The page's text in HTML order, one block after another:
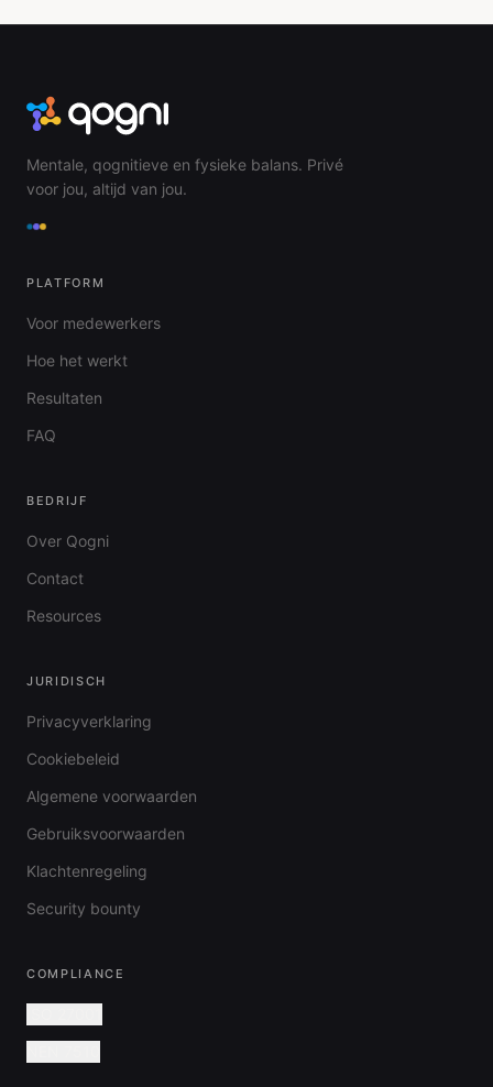
Mentale, qognitieve en fysieke balans. Privé
voor jou, altijd van jou.
PLATFORM
Voor medewerkers
Hoe het werkt
Resultaten
FAQ
BEDRIJF
Over Qogni
Contact
Resources
JURIDISCH
Privacyverklaring
Cookiebeleid
Algemene voorwaarden
Gebruiksvoorwaarden
Klachtenregeling
Security bounty
COMPLIANCE